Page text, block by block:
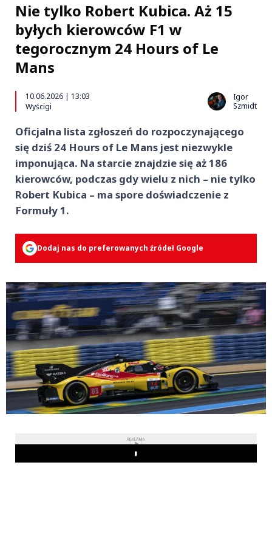
Nie tylko Robert Kubica. Aż 15
byłych kierowców F1 w
tegorocznym 24 Hours of Le
Mans
10.06.2026 | 13:03
Wyścigi
Igor
Szmidt
Oficjalna lista zgłoszeń do rozpoczynającego
się dziś 24 Hours of Le Mans jest niezwykle
imponująca. Na starcie znajdzie się aż 186
kierowców, podczas gdy wielu z nich – nie tylko
Robert Kubica – ma spore doświadczenie z
Formuły 1.
Dodaj nas do preferowanych źródeł Google
REKLAMA
Play